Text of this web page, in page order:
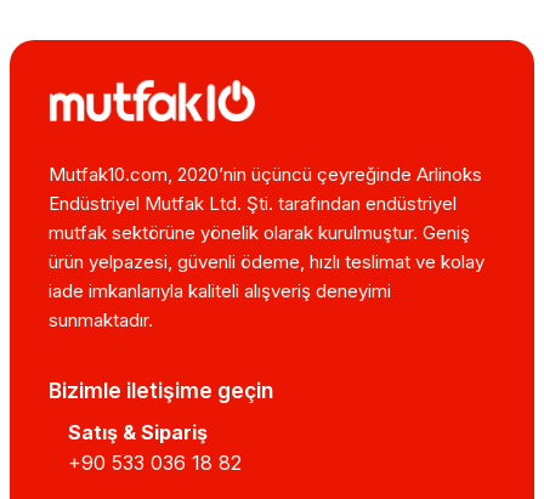
Mutfak10.com, 2020’nin üçüncü çeyreğinde Arlinoks
Endüstriyel Mutfak Ltd. Şti. tarafından endüstriyel
mutfak sektörüne yönelik olarak kurulmuştur. Geniş
ürün yelpazesi, güvenli ödeme, hızlı teslimat ve kolay
iade imkanlarıyla kaliteli alışveriş deneyimi
sunmaktadır.
Bizimle iletişime geçin
Satış & Sipariş
+90 533 036 18 82